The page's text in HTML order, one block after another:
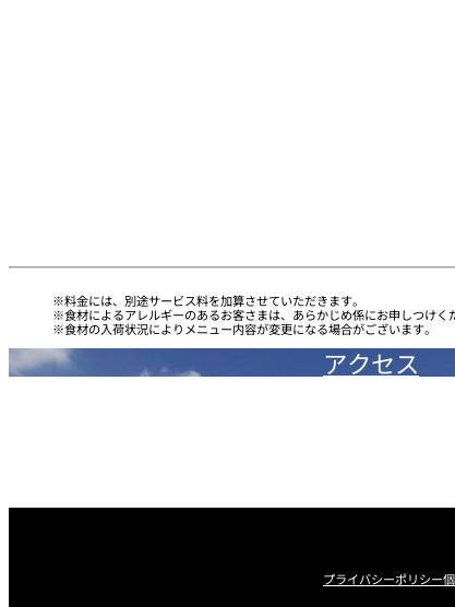
料金には、別途サービス料を加算させていただきます。
食材によるアレルギーのあるお客さまは、あらかじめ係にお申しつけく
食材の入荷状況によりメニュー内容が変更になる場合がございます。
アクセス
プライバシーポリシー